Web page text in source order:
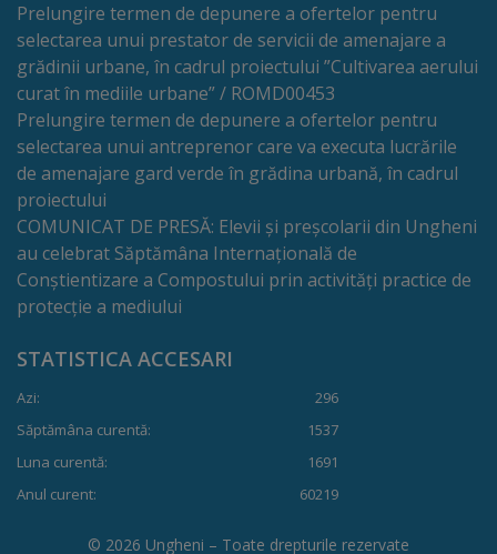
Modele
de
cerere
Arhitectură
și
urbanism
Transparență
decizională
de
decizii
Decizii
Prelungire termen de depunere a ofertelor pentru
selectarea unui prestator de servicii de amenajare a
grădinii urbane, în cadrul proiectului ”Cultivarea aerului
curat în mediile urbane” / ROMD00453
Prelungire termen de depunere a ofertelor pentru
selectarea unui antreprenor care va executa lucrările
de amenajare gard verde în grădina urbană, în cadrul
proiectului
COMUNICAT DE PRESĂ: Elevii și preșcolarii din Ungheni
au celebrat Săptămâna Internațională de
Conștientizare a Compostului prin activități practice de
protecție a mediului
STATISTICA ACCESARI
Azi:
296
Săptămâna curentă:
1537
Luna curentă:
1691
Anul curent:
60219
© 2026 Ungheni – Toate drepturile rezervate